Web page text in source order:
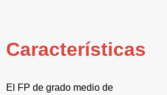
Características
El FP de grado medio de